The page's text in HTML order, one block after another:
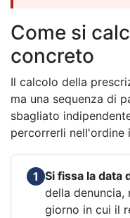
Come si
concreto
Il calcolo della
ma una sequenza di
sbagliato
percorrerli nell'ordine
1 Si fissa la data
della denuncia,
giorno in cui il